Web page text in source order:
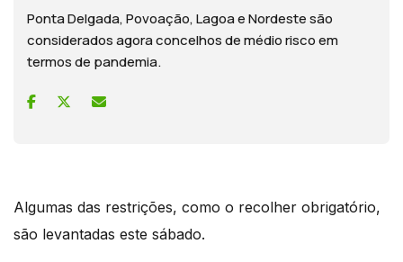
Ponta Delgada, Povoação, Lagoa e Nordeste são
considerados agora concelhos de médio risco em
termos de pandemia.
Algumas das restrições, como o recolher obrigatório,
são levantadas este sábado.